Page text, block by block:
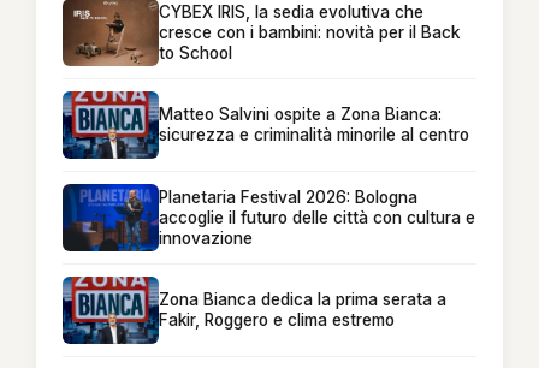
CYBEX IRIS, la sedia evolutiva che
cresce con i bambini: novità per il Back
to School
Matteo Salvini ospite a Zona Bianca:
sicurezza e criminalità minorile al centro
Planetaria Festival 2026: Bologna
accoglie il futuro delle città con cultura e
innovazione
Zona Bianca dedica la prima serata a
Fakir, Roggero e clima estremo